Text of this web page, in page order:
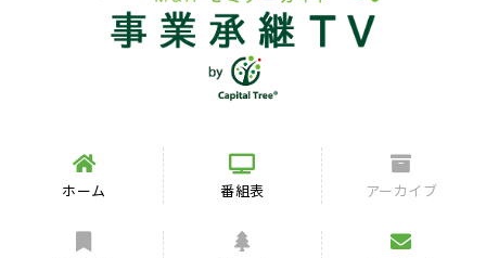
ホーム 番組表 アーカイブ